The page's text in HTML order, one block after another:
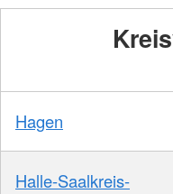
Hagen
Halle-Saalkreis-